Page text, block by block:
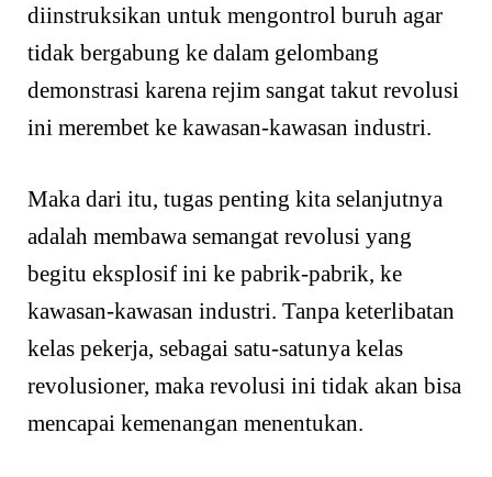
diinstruksikan untuk mengontrol buruh agar
tidak bergabung ke dalam gelombang
demonstrasi karena rejim sangat takut revolusi
ini merembet ke kawasan-kawasan industri.
Maka dari itu, tugas penting kita selanjutnya
adalah membawa semangat revolusi yang
begitu eksplosif ini ke pabrik-pabrik, ke
kawasan-kawasan industri. Tanpa keterlibatan
kelas pekerja, sebagai satu-satunya kelas
revolusioner, maka revolusi ini tidak akan bisa
mencapai kemenangan menentukan.